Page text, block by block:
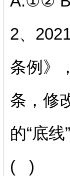
2、
条例》
条，修
的“底
( )